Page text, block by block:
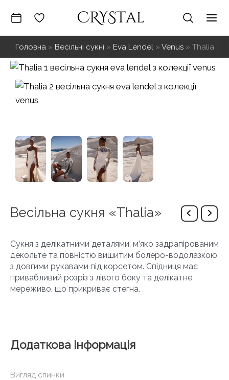
вмісту
Головна» Весільні сукні » Eva Lendel» Venus» Thalia
Весільна сукня «Thalia»
Сукня з делікатними деталями, м’яко задрапірованим
декольте та повністю вишитим болеро-водолазкою
з довгими рукавами під корсетом. Спідниця має
привабливий розріз з лівого боку та делікатне
мереживо, що прикриває стегна.
Додаткова інформація
Вигляд спинки